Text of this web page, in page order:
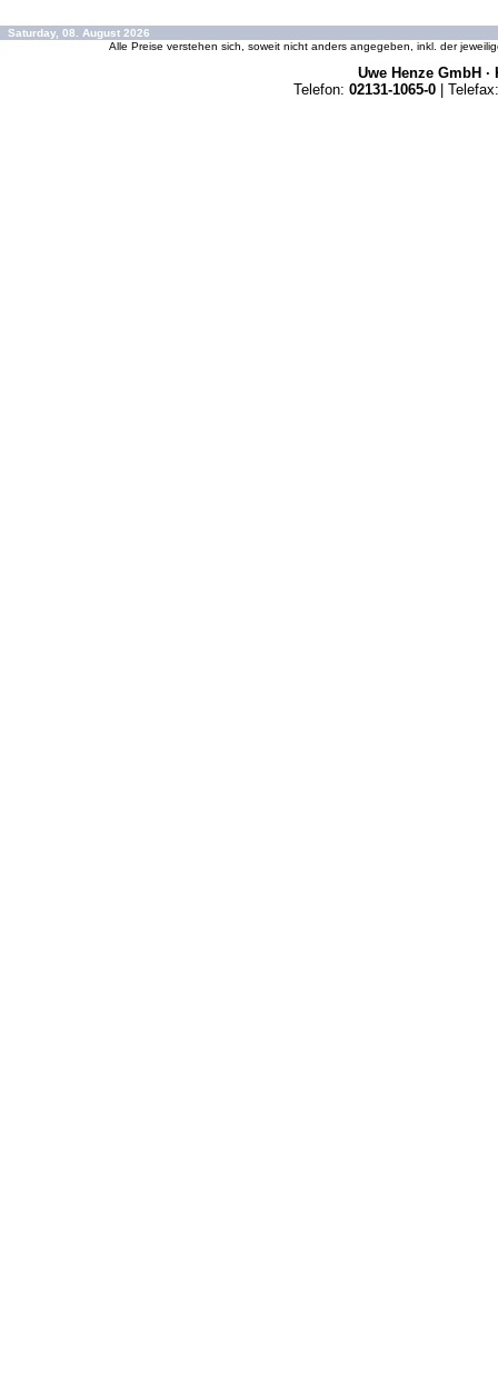
Saturday, 08. August 2026
Alle Preise verstehen sich, soweit nicht anders angegeben, inkl. der
Uwe Henze GmbH ·
Telefon: 02131-1065-0 | Telefax: